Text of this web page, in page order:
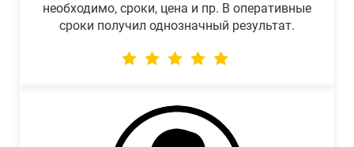
необходимо, сроки, цена и пр. В оперативные
сроки получил однозначный результат.